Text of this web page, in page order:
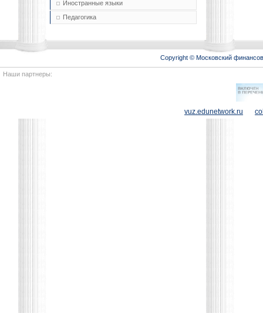
Иностранные языки
Педагогика
Copyright © Московский
Наши партнеры:
vuz.edunetwork.ru